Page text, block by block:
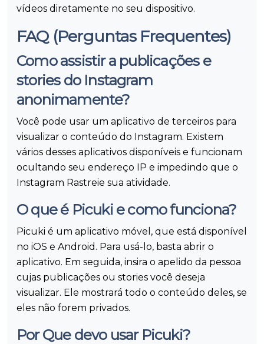
vídeos diretamente no seu dispositivo.
FAQ (Perguntas Frequentes)
Como assistir a publicações e
stories do Instagram
anonimamente?
Você pode usar um aplicativo de terceiros para
visualizar o conteúdo do Instagram. Existem
vários desses aplicativos disponíveis e funcionam
ocultando seu endereço IP e impedindo que o
Instagram Rastreie sua atividade.
O que é Picuki e como funciona?
Picuki é um aplicativo móvel, que está disponível
no iOS e Android. Para usá-lo, basta abrir o
aplicativo. Em seguida, insira o apelido da pessoa
cujas publicações ou stories você deseja
visualizar. Ele mostrará todo o conteúdo deles, se
eles não forem privados.
Por Que devo usar Picuki?